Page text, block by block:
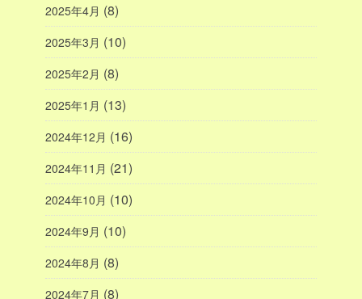
2025年4月 (8)
2025年3月 (10)
2025年2月 (8)
2025年1月 (13)
2024年12月 (16)
2024年11月 (21)
2024年10月 (10)
2024年9月 (10)
2024年8月 (8)
2024年7月 (8)